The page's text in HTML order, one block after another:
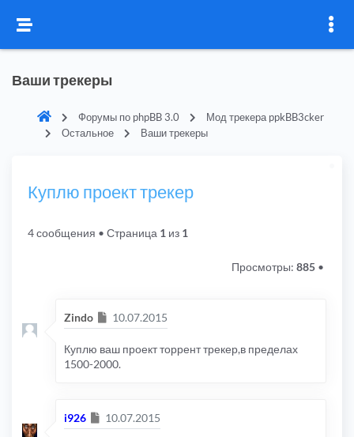
Ваши трекеры
Форумы по phpBB 3.0
Мод трекера ppkBB3cker
Остальное
Ваши трекеры
Куплю проект трекер
4 сообщения • Страница 1 из 1
Просмотры: 885 •
Zindo Сообщение
10.07.2015
Куплю ваш проект торрент трекер,в пределах
1500-2000.
i926 Сообщение
10.07.2015